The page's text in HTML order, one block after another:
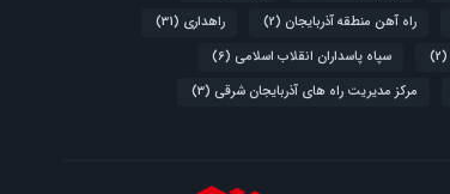
راه آهن منطقه آذربایجان (2) راهداری (31)
(2) سپاه پاسداران انقلاب اسلامی (6)
مرکز مدیریت راه های آذربایجان شرقی (3)